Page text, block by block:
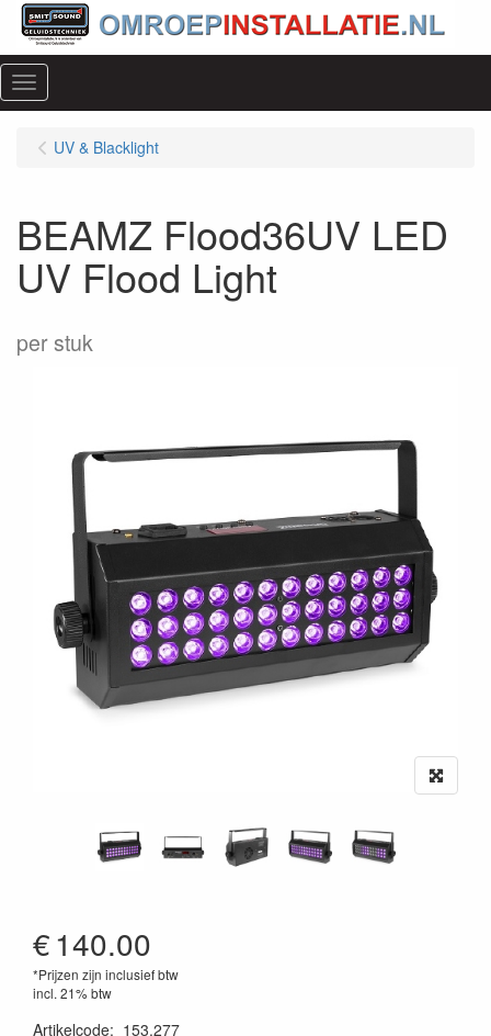
Menu
UV & Blacklight
BEAMZ Flood36UV LED
UV Flood Light
per stuk
€140.00
*Prijzen zijn inclusief btw
incl. 21% btw
Artikelcode: 153.277